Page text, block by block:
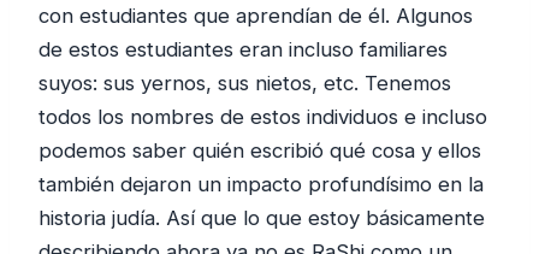
con estudiantes que aprendían de él. Algunos
de estos estudiantes eran incluso familiares
suyos: sus yernos, sus nietos, etc. Tenemos
todos los nombres de estos individuos e incluso
podemos saber quién escribió qué cosa y ellos
también dejaron un impacto profundísimo en la
historia judía. Así que lo que estoy básicamente